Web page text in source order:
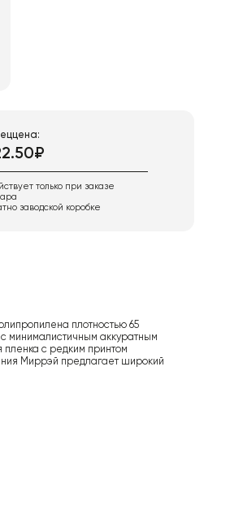
только при заказе
заводской коробке
плотностью 65
минималистичным аккуратным
с редким принтом
Миррэй предлагает широкий